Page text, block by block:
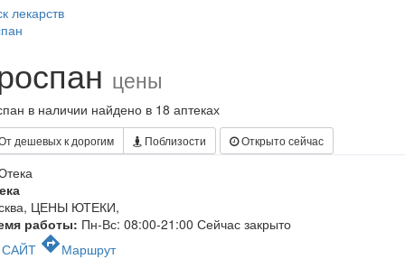
лекарств
цены
в наличии найдено в 18 аптеках
дешевых к дорогим Поблизости Открыто сейчас
ЦЕНЫ ЮТЕКИ,
работы: Пн-Вс: 08:00-21:00 Сейчас закрыто
САЙТ directionsМаршрут